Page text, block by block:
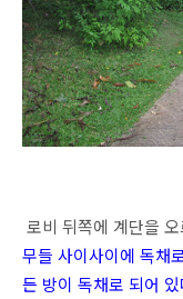
로비 뒤쪽에 계단을
무들 사이사이에 독채
든 방이 독채로 되어 있